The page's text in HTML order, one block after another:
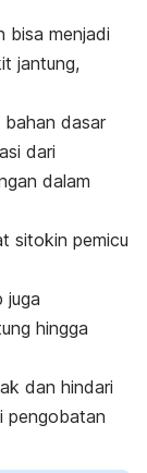
bisa menjadi
jantung,
bahan dasar
dari
dalam
sitokin pemicu
juga
hingga
dan hindari
pengobatan